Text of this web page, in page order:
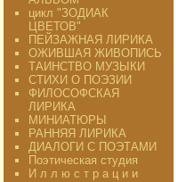
цикл "ЗОДИАК
ЦВЕТОВ"
ПЕЙЗАЖНАЯ ЛИРИКА
ОЖИВШАЯ ЖИВОПИСЬ
ТАИНСТВО МУЗЫКИ
СТИХИ О ПОЭЗИИ
ФИЛОСОФСКАЯ
ЛИРИКА
МИНИАТЮРЫ
РАННЯЯ ЛИРИКА
ДИАЛОГИ С ПОЭТАМИ
Поэтическая студия
И л л ю с т р а ц и и